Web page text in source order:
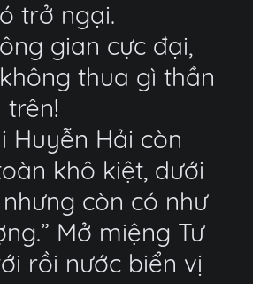
trở ngại.
gian cực đại,
thua gì thần
trên!
Huyễn Hải còn
khô kiệt, dưới
còn có như
Mở miệng Tư
rồi nước biển vị